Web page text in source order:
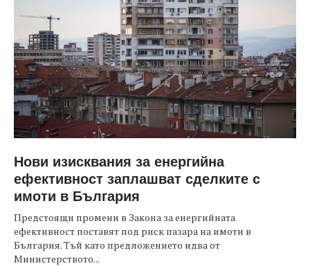
Нови изисквания за енергийна
ефективност заплашват сделките с
имоти в България
Предстоящи промени в Закона за енергийната
ефективност поставят под риск пазара на имоти в
България. Тъй като предложението идва от
Министерството...